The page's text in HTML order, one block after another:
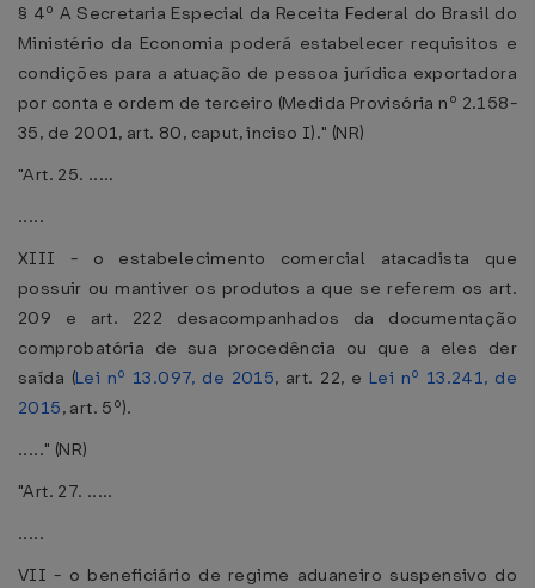
§ 4º A Secretaria Especial da Receita Federal do Brasil do
Ministério da Economia poderá estabelecer requisitos e
condições para a atuação de pessoa jurídica exportadora
por conta e ordem de terceiro (Medida Provisória nº 2.158-
35, de 2001, art. 80, caput, inciso I)." (NR)
"Art. 25. .....
.....
XIII - o estabelecimento comercial atacadista que
possuir ou mantiver os produtos a que se referem os art.
209 e art. 222 desacompanhados da documentação
comprobatória de sua procedência ou que a eles der
saída (Lei nº 13.097, de 2015, art. 22, e Lei nº 13.241, de
2015, art. 5º).
....." (NR)
"Art. 27. .....
.....
VII - o beneficiário de regime aduaneiro suspensivo do